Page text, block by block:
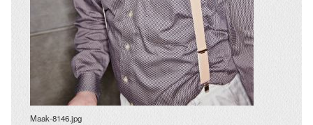
Maak-8146.jpg